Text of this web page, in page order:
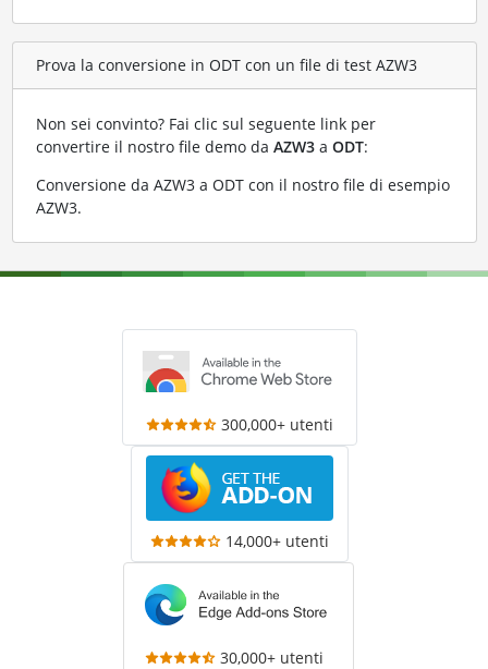
Prova la conversione in ODT con un file di test AZW3
Non sei convinto? Fai clic sul seguente link per
convertire il nostro file demo da AZW3a ODT:
Conversione da AZW3 a ODT con il nostro file di esempio
AZW3.
300,000+ utenti
14,000+ utenti
30,000+ utenti